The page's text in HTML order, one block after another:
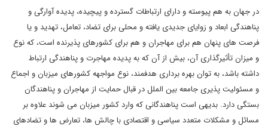
در جهان به هم پیوسته و دارای ارتباطات گسترده و پیچیده، پدیده آوارگی و
پناهندگی ابعاد و زوایای جدیدی یافته و محلی برای تضاد، تعامل، تهدید و یا
فرصت های پنهان هم برای مهاجران و هم برای کشورهای پذیرنده است، که نوع
و میزان تأثیرگذاری آن، بیش از آن که به پدیده مهاجرت و پناهندگی ارتباط
داشته باشد، به توان بهره برداری هدفمند، نوع مواجهه کشورهای میزبان و اجماع
و مسئولیت پذیری جامعه بین الملل در قبال حمایت از مهاجران و پناهندگان
بستگی دارد. بدیهی است پناهندگانی که وارد کشور میزبان می شوند علاوه بر
مسائل و مشکلات متعدد سیاسی و اقتصادی با چالش ها، تعارض ها و تضادهای